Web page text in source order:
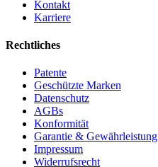
Kontakt
Karriere
Rechtliches
Patente
Geschützte Marken
Datenschutz
AGBs
Konformität
Garantie & Gewährleistung
Impressum
Widerrufsrecht